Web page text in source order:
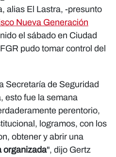
alias El Lastra, -presunto
Nueva Generación
el sábado en Ciudad
pudo tomar control del
Secretaría de Seguridad
esto fue la semana
perentorio,
logramos, con los
obtener y abrir una
organizada", dijo Gertz